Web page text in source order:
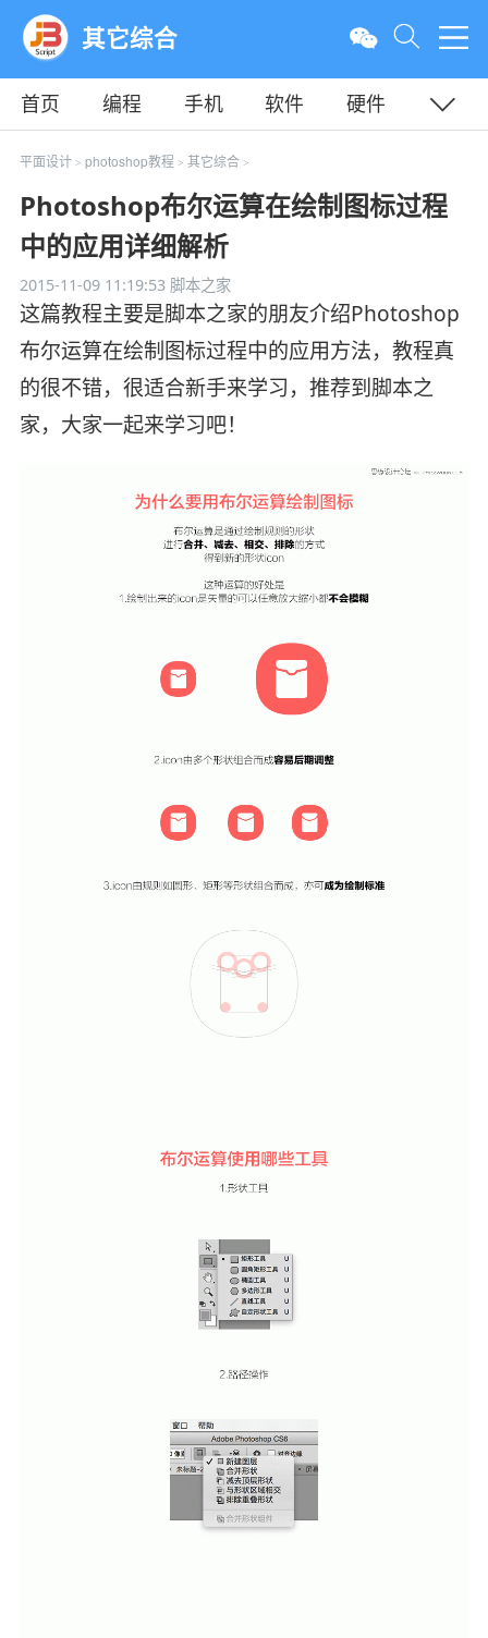
其它综合
首页 编程 手机 软件
硬件
教程
平面 服务器
平面设计> photoshop教程 > 其它综合>
Photoshop布尔运算在绘制图标过程
中的应用详细解析
2015-11-09 11:19:53脚本之家
这篇教程主要是脚本之家的朋友介绍Photoshop
布尔运算在绘制图标过程中的应用方法，教程真
的很不错，很适合新手来学习，推荐到脚本之
家，大家一起来学习吧！